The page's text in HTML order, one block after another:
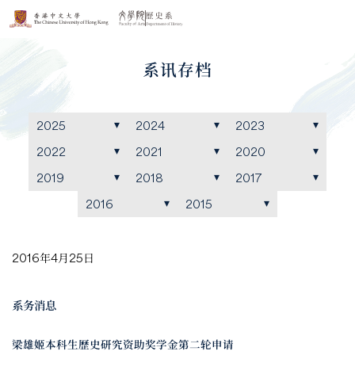
系讯存档
2025 2024
2023
2022
2021
2020
2019
2018
2017
2016
2015
2016年4月25日
系务消息
梁雄姬本科生歷史研究资助奖学金第二轮申请